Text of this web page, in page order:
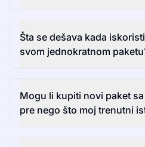
Šta se dešava kada
svom jednokratnom
Mogu li kupiti novi paket
pre nego što moj trenutni